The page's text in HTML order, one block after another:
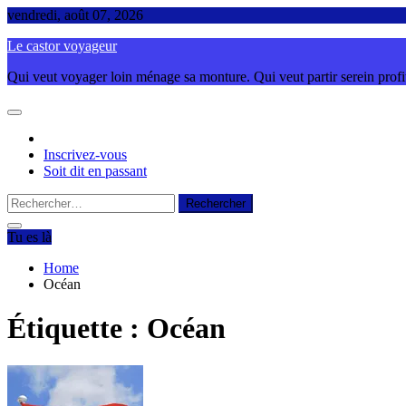
Skip
content
vendredi, août 07, 2026
Le castor voyageur
Qui veut voyager loin ménage sa monture. Qui veut partir serein
Inscrivez-vous
Soit dit en passant
Rechercher :
Tu es là
Home
Océan
Étiquette : Océan